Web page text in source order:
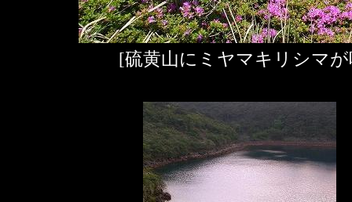
[硫黄山にミヤマキリシマ